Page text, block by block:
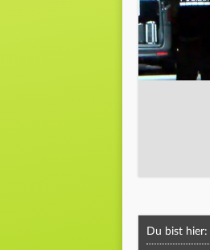
Du bist hier: